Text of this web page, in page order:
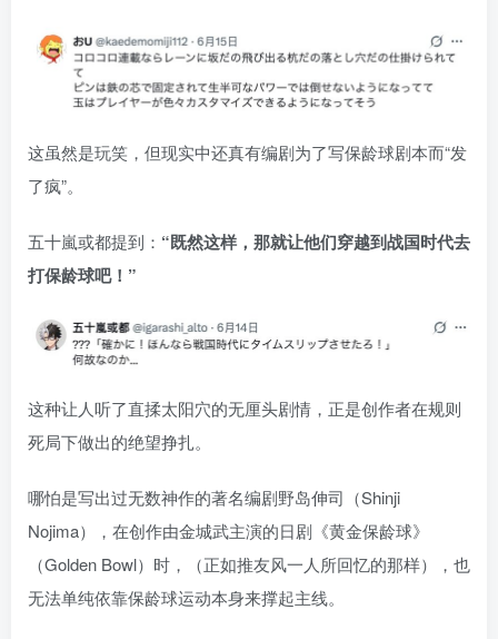
这虽然是玩笑，但现实中还真有编剧为了写保龄球剧本而“发
了疯”。
五十嵐或都提到： “既然这样，那就让他们穿越到战国时代去
打保龄球吧！”
这种让人听了直揉太阳穴的无厘头剧情，正是创作者在规则
死局下做出的绝望挣扎。
哪怕是写出过无数神作的著名编剧野岛伸司（Shinji
Nojima），在创作由金城武主演的日剧《黄金保龄球》
（Golden Bowl）时，（正如推友风一人所回忆的那样），也
无法单纯依靠保龄球运动本身来撑起主线。